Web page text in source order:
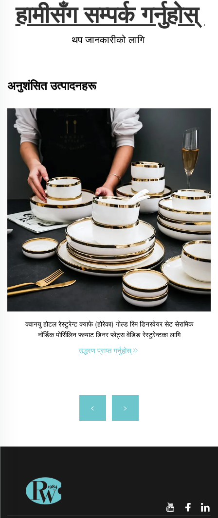
हामीसँग सम्पर्क गर्नुहोस्
थप जानकारीको लागि
अनुशंसित उत्पादनहरू
क्वानयु होटल रेस्टुरेन्ट क्याफे (होरेका) गोल्ड रिम डिनरवेयर सेट सेरामिक
नॉर्डिक पोर्सिलिन फ्ल्याट डिनर प्लेट्स वेडिङ रेस्टुरेन्टका लागि
उद्धरण प्राप्त गर्नुहोस्